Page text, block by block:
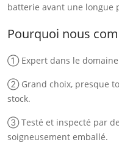
batterie avant une longue
Pourquoi nous
① Expert dans le
② Grand choix, presque
stock.
③ Testé et inspecté par
soigneusement emballé.